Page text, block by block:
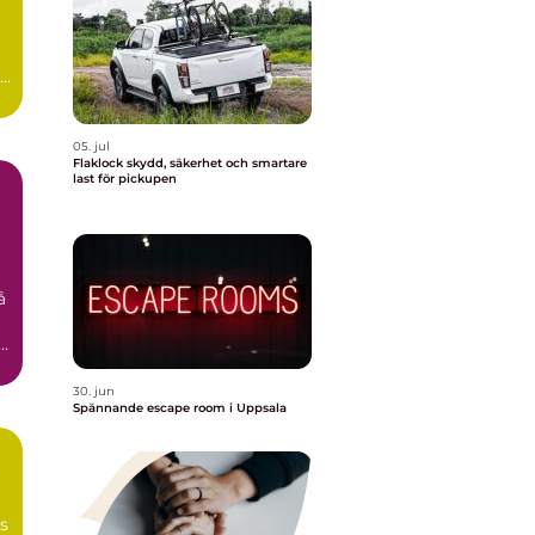
05. jul
Flaklock skydd, säkerhet och smartare
last för pickupen
30. jun
Spännande escape room i Uppsala